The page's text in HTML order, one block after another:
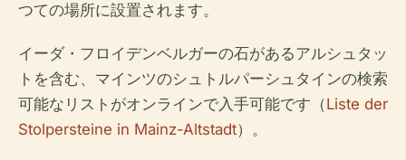
つての場所に設置されます。
イーダ・フロイデンベルガーの石があるアルシュタッ
トを含む、マインツのシュトルパーシュタインの検索
可能なリストがオンラインで入手可能です（Liste der
Stolpersteine in Mainz-Altstadt）。